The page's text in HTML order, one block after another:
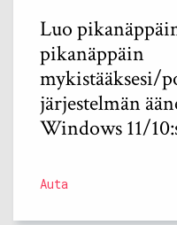
Luo
pikanäppäin
mykistääksesi/
järjestelmän
Windows 11/
Auta